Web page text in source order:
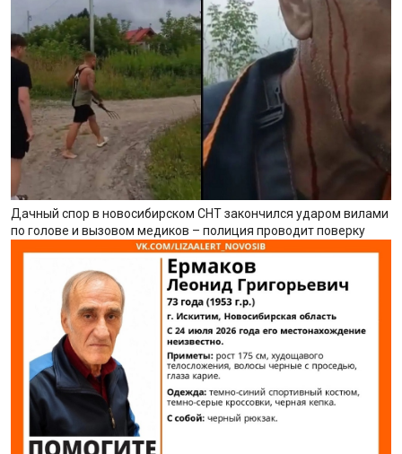
Дачный спор в новосибирском СНТ закончился ударом вилами
по голове и вызовом медиков – полиция проводит поверку